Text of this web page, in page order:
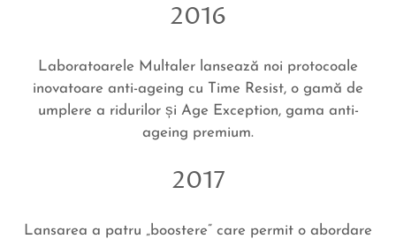
2016
Laboratoarele Multaler lansează noi protocoale
inovatoare anti-ageing cu Time Resist, o gamă de
umplere a ridurilor și Age Exception, gama anti-
ageing premium.
2017
Lansarea a patru „boostere” care permit o abordare